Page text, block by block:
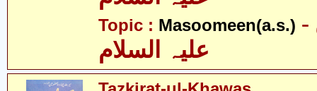
Topic : Masoomeen(a.s.) - معصومین
علیہ السلام